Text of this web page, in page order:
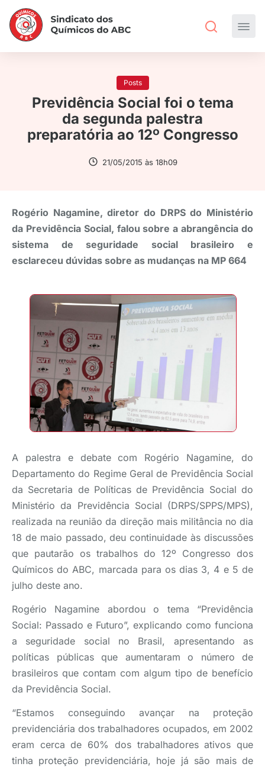
Posts
Previdência Social foi o tema
da segunda palestra
preparatória ao 12º Congresso
21/05/2015 às 18h09
Rogério Nagamine, diretor do DRPS do Ministério
da Previdência Social, falou sobre a abrangência do
sistema de seguridade social brasileiro e
esclareceu dúvidas sobre as mudanças na MP 664
A palestra e debate com Rogério Nagamine, do
Departamento do Regime Geral de Previdência Social
da Secretaria de Políticas de Previdência Social do
Ministério da Previdência Social (DRPS/SPPS/MPS),
realizada na reunião da direção mais militância no dia
18 de maio passado, deu continuidade às discussões
que pautarão os trabalhos do 12º Congresso dos
Químicos do ABC, marcada para os dias 3, 4 e 5 de
julho deste ano.
Rogério Nagamine abordou o tema “Previdência
Social: Passado e Futuro”, explicando como funciona
a seguridade social no Brasil, apresentando as
políticas públicas que aumentaram o número de
brasileiros que contam com algum tipo de benefício
da Previdência Social.
“Estamos conseguindo avançar na proteção
previdenciária dos trabalhadores ocupados, em 2002
eram cerca de 60% dos trabalhadores ativos que
tinha proteção previdenciária, hoje já são mais de